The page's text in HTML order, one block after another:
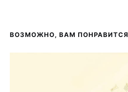
Алиса будет
ВОЗМОЖНО, ВАМ